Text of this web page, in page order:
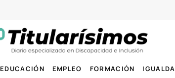
EDUCACIÓN EMPLEO FORMACIÓN